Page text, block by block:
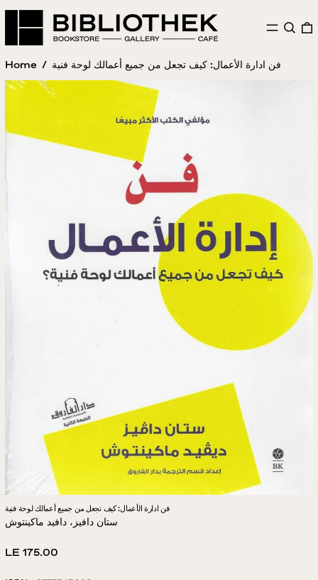
MENU
Home / فن ادارة الأعمال: كيف تجعل من جميع أعمالك لوحة فنية
فن ادارة الأعمال: كيف تجعل من جميع أعمالك لوحة فنية
ستان دافيز، دافيد ماكينتوش
Regular
LE 175.00